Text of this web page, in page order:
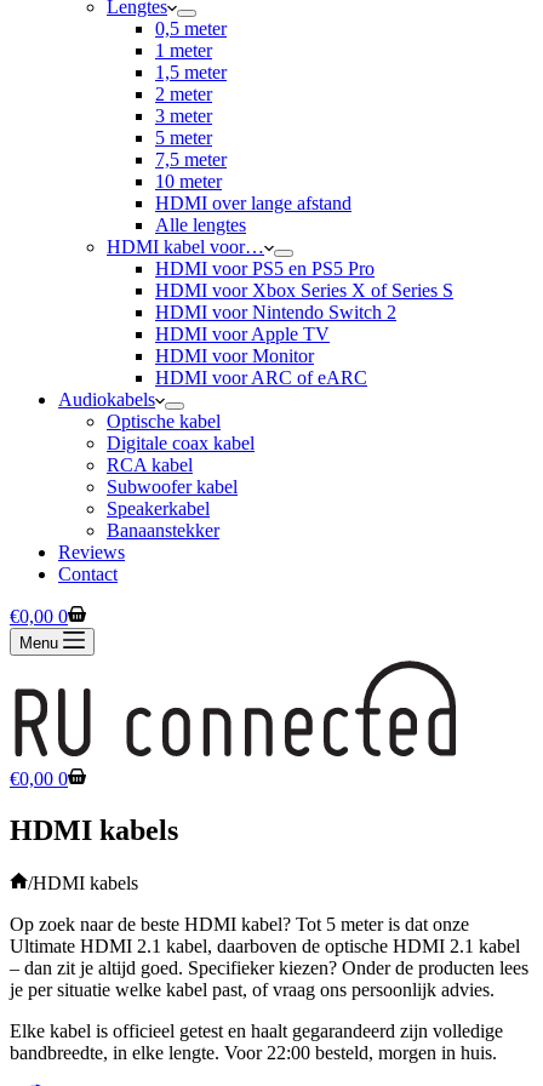
Lengtes
0,5 meter
1 meter
1,5 meter
2 meter
3 meter
5 meter
7,5 meter
10 meter
HDMI over lange afstand
Alle lengtes
HDMI kabel voor…
HDMI voor PS5 en PS5 Pro
HDMI voor Xbox Series X of Series S
HDMI voor Nintendo Switch 2
HDMI voor Apple TV
HDMI voor Monitor
HDMI voor ARC of eARC
Audiokabels
Optische kabel
Digitale coax kabel
RCA kabel
Subwoofer kabel
Speakerkabel
Banaanstekker
Reviews
Contact
Winkelwagen
€0,00 0
Menu
Winkelwagen
€0,00 0
HDMI kabels
Home
/HDMI kabels
Op zoek naar de beste HDMI kabel? Tot 5 meter is dat onze
Ultimate HDMI 2.1 kabel, daarboven de optische HDMI 2.1 kabel
– dan zit je altijd goed. Specifieker kiezen? Onder de producten lees
je per situatie welke kabel past, of vraag ons persoonlijk advies.
Elke kabel is officieel getest en haalt gegarandeerd zijn volledige
bandbreedte, in elke lengte. Voor 22:00 besteld, morgen in huis.